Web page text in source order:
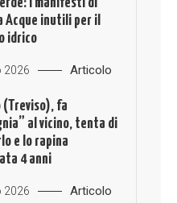
Acque inutili per il
idrico
2026 Articolo
(Treviso), fa
al vicino, tenta di
e lo rapina
4 anni
2026 Articolo